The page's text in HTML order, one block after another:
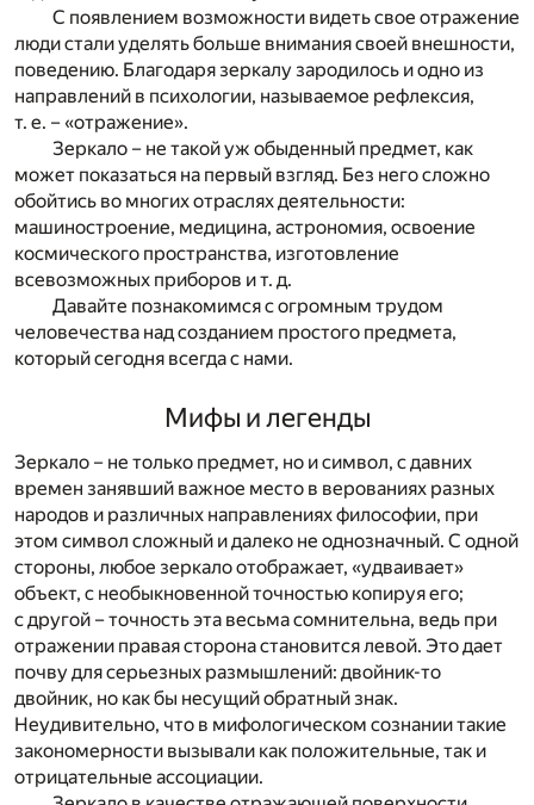
С появлением возможности видеть свое отражение
люди стали уделять больше внимания своей внешности,
поведению. Благодаря зеркалу зародилось и одно из
направлений в психологии, называемое рефлексия,
т. е. – «отражение».
Зеркало – не такой уж обыденный предмет, как
может показаться на первый взгляд. Без него сложно
обойтись во многих отраслях деятельности:
машиностроение, медицина, астрономия, освоение
космического пространства, изготовление
всевозможных приборов и т. д.
Давайте познакомимся с огромным трудом
человечества над созданием простого предмета,
который сегодня всегда с нами.
Мифы и легенды
Зеркало – не только предмет, но и символ, с давних
времен занявший важное место в верованиях разных
народов и различных направлениях философии, при
этом символ сложный и далеко не однозначный. С одной
стороны, любое зеркало отображает, «удваивает»
объект, с необыкновенной точностью копируя его;
с другой – точность эта весьма сомнительна, ведь при
отражении правая сторона становится левой. Это дает
почву для серьезных размышлений: двойник-то
двойник, но как бы несущий обратный знак.
Неудивительно, что в мифологическом сознании такие
закономерности вызывали как положительные, так и
отрицательные ассоциации.